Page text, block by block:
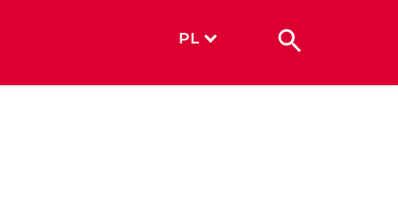
PL